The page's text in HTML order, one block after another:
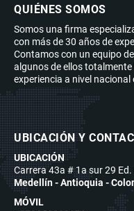
QUIÉNES SOMOS
Somos una firma
con más de 30 años de
Contamos con un equipo
algunos de ellos
experiencia a nivel nacional
UBICACIÓN Y
UBICACIÓN
Carrera 43a # 1a sur 29
Medellín - Antioquia -
MÓVIL